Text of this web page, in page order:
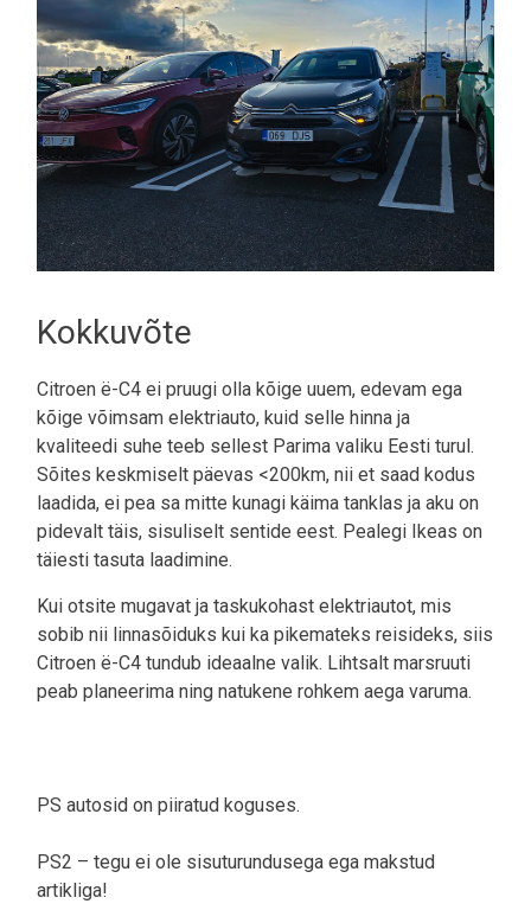
Kokkuvõte
Citroen ë-C4 ei pruugi olla kõige uuem, edevam ega
kõige võimsam elektriauto, kuid selle hinna ja
kvaliteedi suhe teeb sellest Parima valiku Eesti turul.
Sõites keskmiselt päevas <200km, nii et saad kodus
laadida, ei pea sa mitte kunagi käima tanklas ja aku on
pidevalt täis, sisuliselt sentide eest. Pealegi Ikeas on
täiesti tasuta laadimine.
Kui otsite mugavat ja taskukohast elektriautot, mis
sobib nii linnasõiduks kui ka pikemateks reisideks, siis
Citroen ë-C4 tundub ideaalne valik. Lihtsalt marsruuti
peab planeerima ning natukene rohkem aega varuma.
PS autosid on piiratud koguses.
PS2 – tegu ei ole sisuturundusega ega makstud
artikliga!